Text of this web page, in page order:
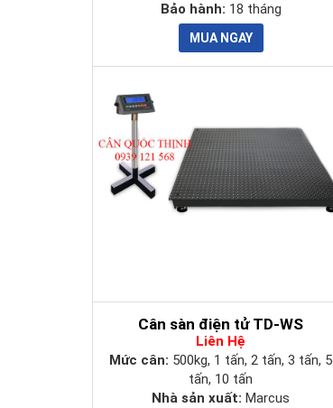
Bảo hành: 18 tháng
Cân sàn điện tử TD-WS
Liên Hệ
Mức cân: 500kg, 1 tấn, 2 tấn, 3 tấn, 5
tấn, 10 tấn
Nhà sản xuất: Marcus